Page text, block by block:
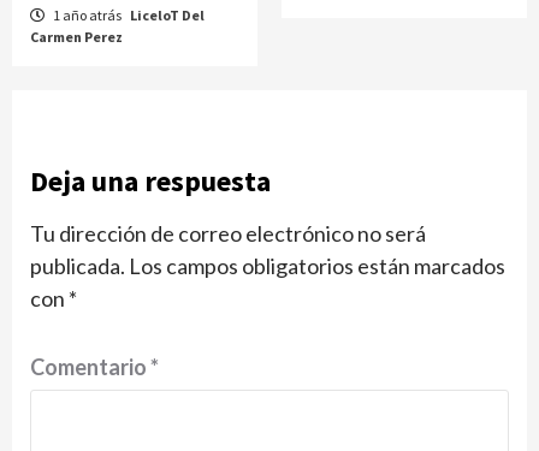
1 año atrás LiceloT Del
Carmen Perez
Deja una respuesta
Tu dirección de correo electrónico no será
publicada. Los campos obligatorios están marcados
con *
Comentario*